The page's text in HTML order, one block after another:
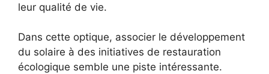
leur qualité de vie.
Dans cette optique, associer le développement
du solaire à des initiatives de restauration
écologique semble une piste intéressante.